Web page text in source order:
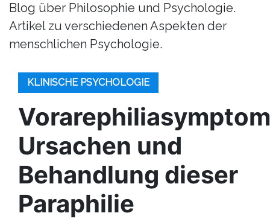
Blog über Philosophie und Psychologie.
Artikel zu verschiedenen Aspekten der
menschlichen Psychologie.
KLINISCHE PSYCHOLOGIE
Ursachen und
Behandlung dieser
Paraphilie